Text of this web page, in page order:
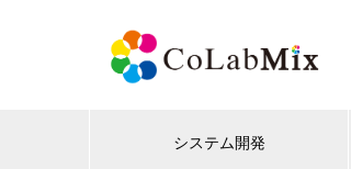
システム開発